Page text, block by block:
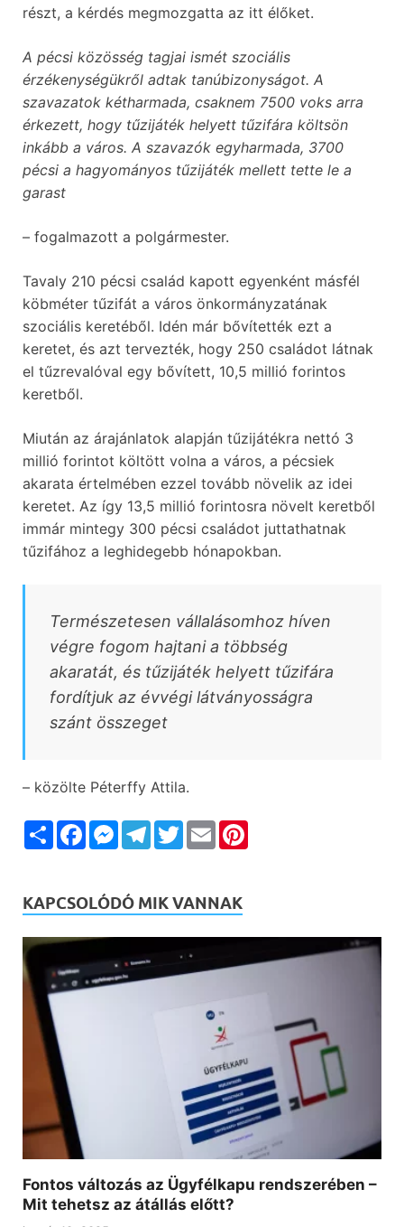
részt, a kérdés megmozgatta az itt élőket.
A pécsi közösség tagjai ismét szociális
érzékenységükről adtak tanúbizonyságot. A
szavazatok kétharmada, csaknem 7500 voks arra
érkezett, hogy tűzijáték helyett tűzifára költsön
inkább a város. A szavazók egyharmada, 3700
pécsi a hagyományos tűzijáték mellett tette le a
garast
– fogalmazott a polgármester.
Tavaly 210 pécsi család kapott egyenként másfél
köbméter tűzifát a város önkormányzatának
szociális keretéből. Idén már bővítették ezt a
keretet, és azt tervezték, hogy 250 családot látnak
el tűzrevalóval egy bővített, 10,5 millió forintos
keretből.
Miután az árajánlatok alapján tűzijátékra nettó 3
millió forintot költött volna a város, a pécsiek
akarata értelmében ezzel tovább növelik az idei
keretet. Az így 13,5 millió forintosra növelt keretből
immár mintegy 300 pécsi családot juttathatnak
tűzifához a leghidegebb hónapokban.
Természetesen vállalásomhoz híven
végre fogom hajtani a többség
akaratát, és tűzijáték helyett tűzifára
fordítjuk az évvégi látványosságra
szánt összeget
– közölte Péterffy Attila.
Megosztás
FacebookMessenger
Telegram
TwitterEmail
KAPCSOLÓDÓ MIK VANNAK
Fontos változás az Ügyfélkapu rendszerében –
Mit tehetsz az átállás előtt?